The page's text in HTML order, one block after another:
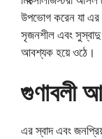
উপভোগ করেন যা এর
সৃজনশীল এবং সুস্বাদু
আবশ্যক হয়ে ওঠে।
গুণাবলী
এর স্বাদ এবং